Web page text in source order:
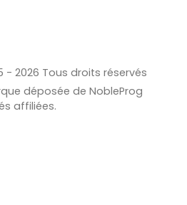
- 2026 Tous droits réservés
déposée de NobleProg
affiliées.